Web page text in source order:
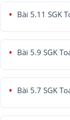
Bài 5.11 SGK
Bài 5.9 SGK
Bài 5.7 SGK